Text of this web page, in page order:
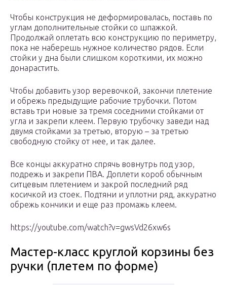
Чтобы конструкция не деформировалась, поставь по
углам дополнительные стойки со шпажкой.
Продолжай оплетать всю конструкцию по периметру,
пока не наберешь нужное количество рядов. Если
стойки у дна были слишком короткими, их можно
донарастить.
Чтобы добавить узор веревочкой, закончи плетение
и обрежь предыдущие рабочие трубочки. Потом
вставь три новые за тремя соседними стойками от
угла и закрепи клеем. Первую трубочку заведи над
двумя стойками за третью, вторую – за третью
свободную стойку от нее, и так далее.
Все концы аккуратно спрячь вовнутрь под узор,
подрежь и закрепи ПВА. Доплети короб обычным
ситцевым плетением и закрой последний ряд
косичкой из стоек. Подтяни и уплотни ряд, аккуратно
обрежь кончики и еще раз промажь клеем.
https://youtube.com/watch?v=gwsVd26xw6s
Мастер-класс круглой корзины без
ручки (плетем по форме)